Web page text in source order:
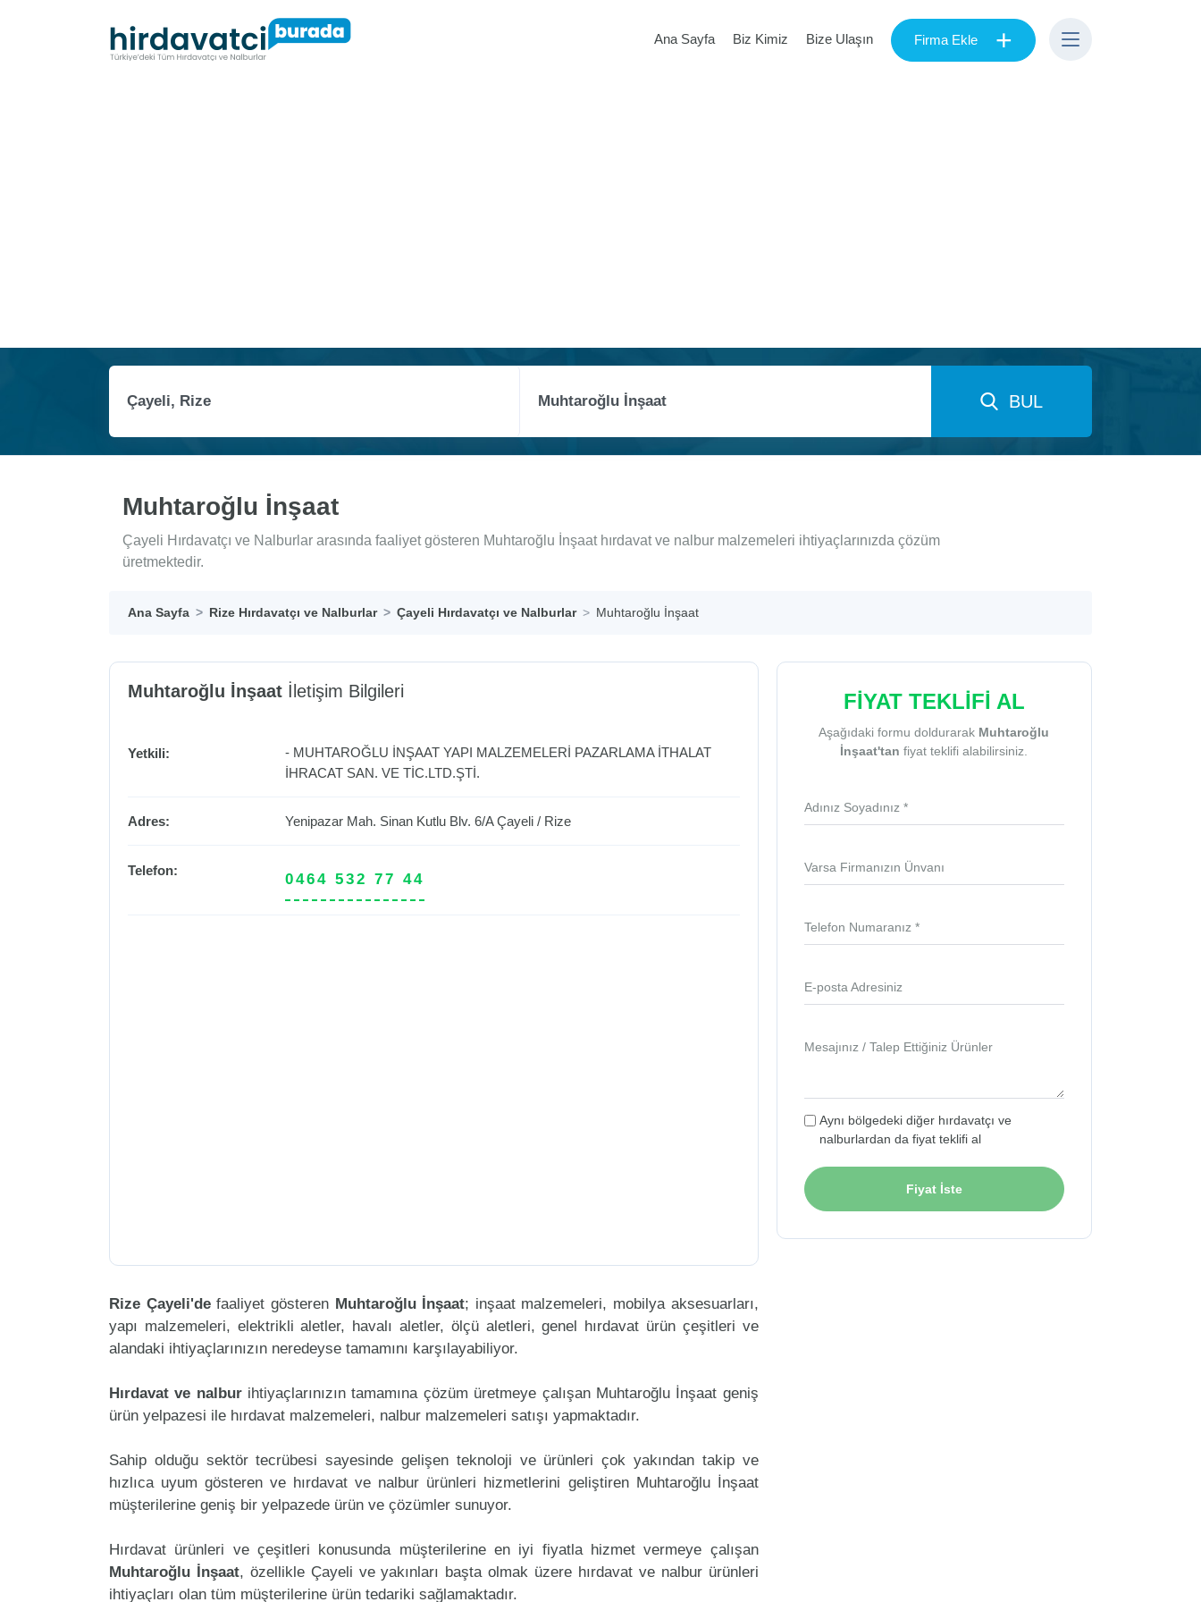
Ana Sayfa Biz Kimiz Bize Ulaşın Firma Ekle +
BUL
Muhtaroğlu İnşaat
Çayeli Hırdavatçı ve Nalburlar arasında faaliyet gösteren Muhtaroğlu İnşaat hırdavat ve nalbur malzemeleri ihtiyaçlarınızda çözüm
üretmektedir.
Ana Sayfa Rize Hırdavatçı ve Nalburlar Çayeli Hırdavatçı ve Nalburlar Muhtaroğlu İnşaat
Muhtaroğlu İnşaat İletişim Bilgileri
Yetkili:
- MUHTAROĞLU İNŞAAT YAPI MALZEMELERİ PAZARLAMA İTHALAT
İHRACAT SAN. VE TİC.LTD.ŞTİ.
Adres: Yenipazar Mah. Sinan Kutlu Blv. 6/AÇayeli / Rize
Telefon:
0464 532 77 44
Rize Çayeli'defaaliyet gösteren Muhtaroğlu İnşaat; inşaat malzemeleri, mobilya aksesuarları,
yapı malzemeleri, elektrikli aletler, havalı aletler, ölçü aletleri, genel hırdavat ürün çeşitleri ve
alandaki ihtiyaçlarınızın neredeyse tamamını karşılayabiliyor.
Hırdavat ve nalburihtiyaçlarınızın tamamına çözüm üretmeye çalışan Muhtaroğlu İnşaat geniş
ürün yelpazesi ile hırdavat malzemeleri, nalbur malzemeleri satışı yapmaktadır.
Sahip olduğu sektör tecrübesi sayesinde gelişen teknoloji ve ürünleri çok yakından takip ve
hızlıca uyum gösteren ve hırdavat ve nalbur ürünleri hizmetlerini geliştiren Muhtaroğlu İnşaat
müşterilerine geniş bir yelpazede ürün ve çözümler sunuyor.
Hırdavat ürünleri ve çeşitleri konusunda müşterilerine en iyi fiyatla hizmet vermeye çalışan
Muhtaroğlu İnşaat, özellikle Çayeli ve yakınları başta olmak üzere hırdavat ve nalbur ürünleri
ihtiyaçları olan tüm müşterilerine ürün tedariki sağlamaktadır.
FİYAT TEKLİFİ AL
Aşağıdaki formu doldurarak Muhtaroğlu
İnşaat'tan fiyat teklifi alabilirsiniz.
Adınız Soyadınız *
Varsa Firmanızın Ünvanı
Telefon Numaranız *
E-posta Adresiniz
Mesajınız / Talep Ettiğiniz Ürünler
Aynı bölgedeki diğer hırdavatçı ve
nalburlardan da fiyat teklifi al
Fiyat İste